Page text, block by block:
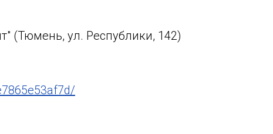
(Тюмень, ул. Республики, 142)